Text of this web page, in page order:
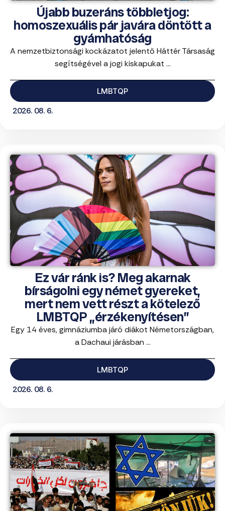
Újabb buzeráns többletjog:
homoszexuális pár javára döntött a
gyámhatóság
A nemzetbiztonsági kockázatot jelentő Háttér Társaság
segítségével a jogi kiskapukat ...
LMBTQP
2026. 08. 6.
Ez vár ránk is? Meg akarnak
bírságolni egy német gyereket,
mert nem vett részt a kötelező
LMBTQP „érzékenyítésen”
Egy 14 éves, gimnáziumba járó diákot Németországban,
a Dachaui járásban ...
LMBTQP
2026. 08. 6.